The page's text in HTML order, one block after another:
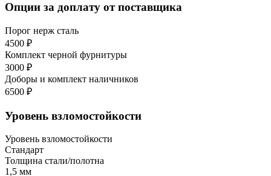
Опции за доплату от поставщика
Порог нерж сталь
4500 ₽
Комплект черной фурнитуры
3000 ₽
Доборы и комплект наличников
6500 ₽
Уровень взломостойкости
Уровень взломостойкости
Стандарт
Толщина стали/полотна
1,5 мм